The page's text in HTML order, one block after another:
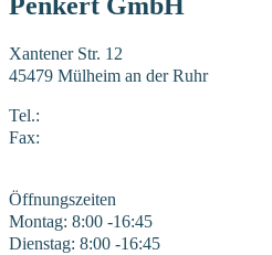
Penkert GmbH
Xantener Str. 12
45479 Mülheim an der Ruhr
Tel.:
Fax:
Öffnungszeiten
Montag: 8:00 -16:45
Dienstag: 8:00 -16:45